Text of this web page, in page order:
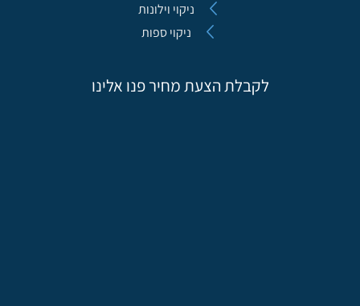
ניקוי וילונות
ניקוי ספות
לקבלת הצעת מחיר פנו אלינו